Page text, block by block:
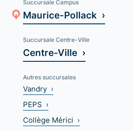
Succursale Campus
Maurice-Pollack ›
Succursale Centre-Ville
Centre-Ville ›
Autres succursales
Vandry ›
PEPS ›
Collège Mérici ›